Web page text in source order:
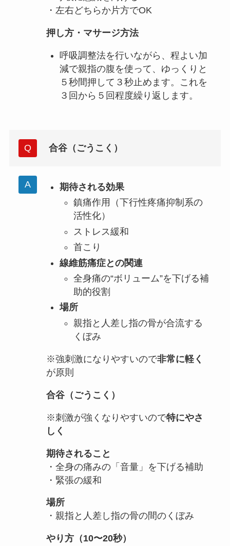
・左右どちらか片方でOK
押し方・マサージ方法
呼吸調整法を行いながら、程よい加
減で親指の腹を使って、ゆっくりと
５秒間押して３秒止めます。これを
３回から５回程度繰り返します。
合谷（ごうこく）
期待される効果
鎮痛作用（下行性疼痛抑制系の
活性化）
ストレス緩和
首こり
線維筋痛症との関連
全身痛の“ボリューム”を下げる補
助的役割
場所
親指と人差し指の骨が合流する
くぼみ
※強刺激になりやすいので非常に軽く
が原則
合谷（ごうこく）
※刺激が強くなりやすいので特にやさ
しく
期待されること
・全身の痛みの「音量」を下げる補助
・緊張の緩和
場所
・親指と人差し指の骨の間のくぼみ
やり方（10〜20秒）